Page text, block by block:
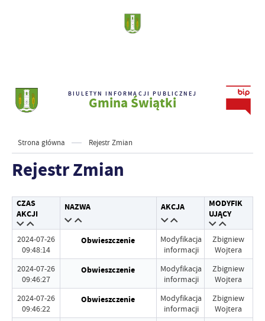
BIULETYN INFORMACJI PUBLICZNEJ
Gmina Świątki
Strona główna Rejestr Zmian
Rejestr Zmian
CZAS
AKCJI
NAZWA AKCJA
MODYFIK
UJĄCY
2024-07-26
09:48:14
Obwieszczenie
Modyfikacja
informacji
Zbigniew
Wojtera
2024-07-26
09:46:27
Obwieszczenie
Modyfikacja
informacji
Zbigniew
Wojtera
2024-07-26
09:46:22
Obwieszczenie
Modyfikacja
informacji
Zbigniew
Wojtera